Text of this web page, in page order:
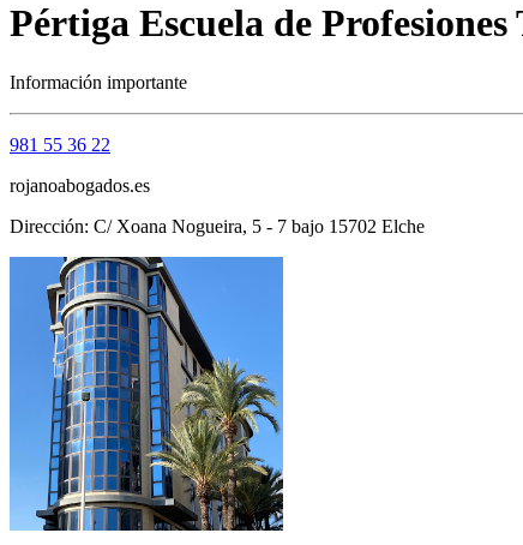
Pértiga Escuela de
Información importante
981 55 36 22
rojanoabogados.es
Dirección: C/ Xoana Nogueira, 5 - 7 bajo 15702 Elche